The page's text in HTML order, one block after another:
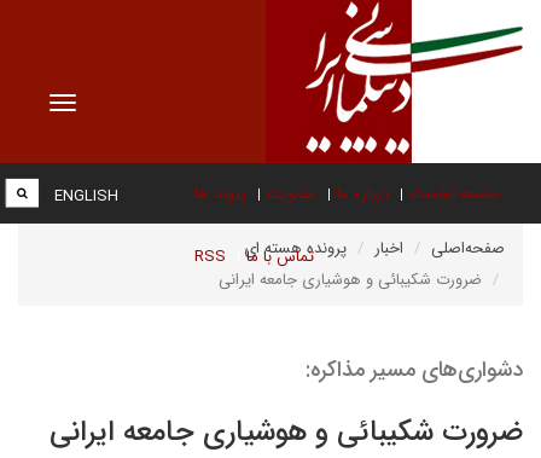
Toggle
صفحه نخست درباره ما عضویت پیوند ها
تماس با ما RSS
ENGLISH
صفحه‌اصلی اخبار
پرونده هسته ای
ضرورت شکیبائی و هوشیاری جامعه ایرانی
دشواری‌های مسیر مذاکره:
ضرورت شکیبائی و هوشیاری جامعه ایرانی